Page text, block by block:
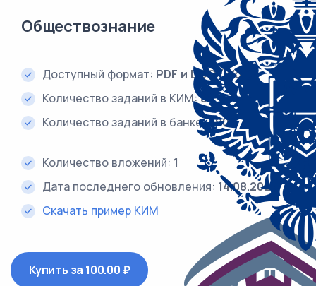
Обществознание
Доступный формат: PDF и DOC (Word)
Количество заданий в КИМ:8
Количество заданий в банке:790
Количество вложений: 1
Дата последнего обновления: 14.08.2025
Скачать пример КИМ
Купить за 100.00 ₽